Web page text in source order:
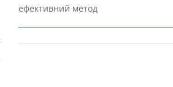
ефективний метод